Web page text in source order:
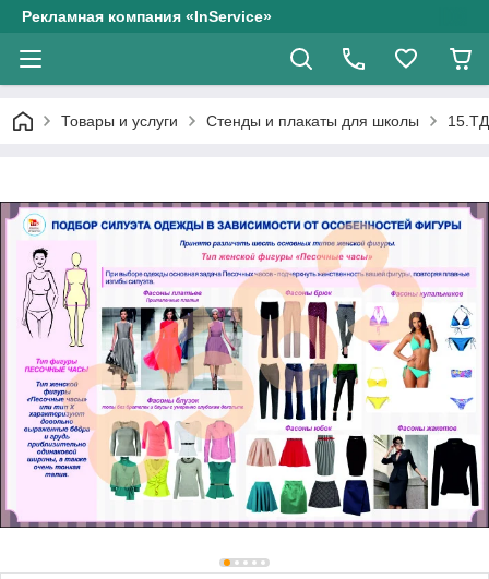
Рекламная компания «InService»
Товары и услуги Стенды и плакаты для школы